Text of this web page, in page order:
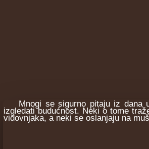
Mnogi se sigurno pitaju iz dana
izgledati budućnost. Neki o tome
vidovnjaka, a neki se oslanjaju na